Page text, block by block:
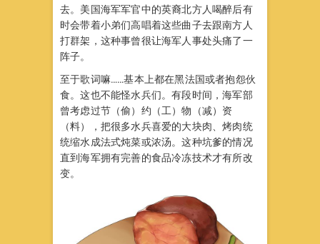
去。美国海军军官中的英裔北方人喝醉后有
时会带着小弟们高唱着这些曲子去跟南方人
打群架，这种事曾很让海军人事处头痛了一
阵子。
至于歌词嘛……基本上都在黑法国或者抱怨伙
食。这也不能怪水兵们。有段时间，海军部
曾考虑过节（偷）约（工）物（减）资
（料），把很多水兵喜爱的大块肉、烤肉统
统缩水成法式炖菜或浓汤。这种坑爹的情况
直到海军拥有完善的食品冷冻技术才有所改
变。